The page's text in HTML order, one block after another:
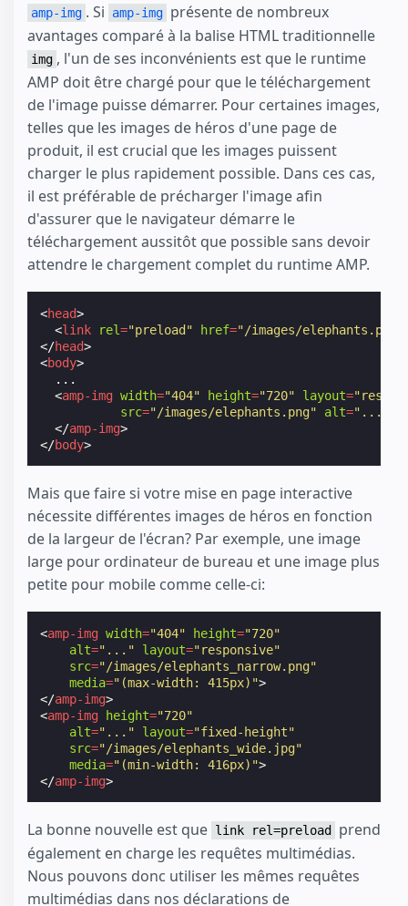
amp-img . Si amp-img présente de nombreux
avantages comparé à la balise HTML traditionnelle
img , l'un de ses inconvénients est que le runtime
AMP doit être chargé pour que le téléchargement
de l'image puisse démarrer. Pour certaines images,
telles que les images de héros d'une page de
produit, il est crucial que les images puissent
charger le plus rapidement possible. Dans ces cas,
il est préférable de précharger l'image afin
d'assurer que le navigateur démarre le
téléchargement aussitôt que possible sans devoir
attendre le chargement complet du runtime AMP.
<head>
<link rel="preload" href="/images/elephants.png"
</head>
<body>
  ...
<amp-img width="404" height="720" layout=
src="/images/elephants.png" alt="..."
</amp-img>
</body>
Mais que faire si votre mise en page interactive
nécessite différentes images de héros en fonction
de la largeur de l'écran? Par exemple, une image
large pour ordinateur de bureau et une image plus
petite pour mobile comme celle-ci:
<amp-img width="404" height="720"
alt="..." layout="responsive"
src="/images/elephants_narrow.png"
media="(max-width: 415px)">
</amp-img>
<amp-img height="720"
alt="..." layout="fixed-height"
src="/images/elephants_wide.jpg"
media="(min-width: 416px)">
</amp-img>
La bonne nouvelle est que link rel=preload prend
également en charge les requêtes multimédias.
Nous pouvons donc utiliser les mêmes requêtes
multimédias dans nos déclarations de